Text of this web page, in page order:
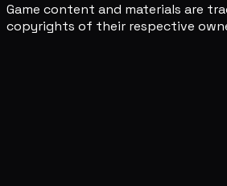
Game content and materials are
copyrights of their respective